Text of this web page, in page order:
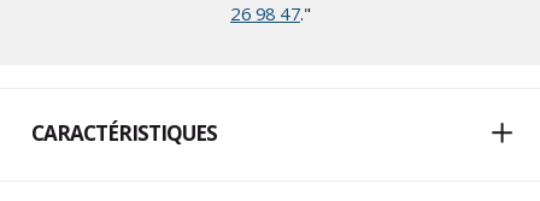
26 98 47."
CARACTÉRISTIQUES